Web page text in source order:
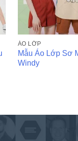
ÁO LỚP
Mẫu Áo Lớp Sơ
Windy